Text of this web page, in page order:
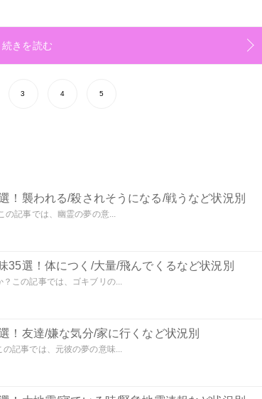
続きを読む
3 4 5
！襲われる/殺されそうになる/戦うなど状況別
記事では、幽霊の夢の意...
35選！体につく/大量/飛んでくるなど状況別
この記事では、ゴキブリの...
！友達/嫌な気分/家に行くなど状況別
記事では、元彼の夢の意味...